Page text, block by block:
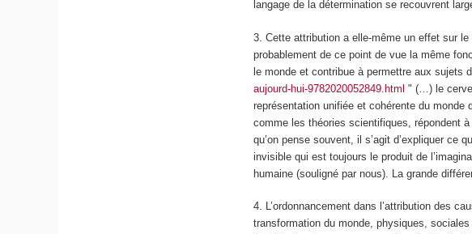
langage de la détermination se recouvrent
3. Cette attribution a elle-même un effet sur
probablement de ce point de vue la même
le monde et contribue à permettre aux sujets
aujourd-hui-9782020052849.html " (…) le
représentation unifiée et cohérente du monde
comme les théories scientifiques, répondent
qu’on pense souvent, il s’agit d’expliquer ce
invisible qui est toujours le produit de
humaine (souligné par nous). La grande
4. L’ordonnancement dans l’attribution des
transformationdu monde, physiques,